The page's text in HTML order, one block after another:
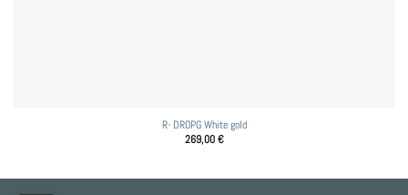
R- DROPG White gold
269,00€